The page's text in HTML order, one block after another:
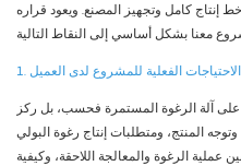
إنتاج كامل وتجهيز المصنع. ويعود قراره
الفعلية للمشروع لدى العميل
آلة الرغوة المستمرة فحسب، بل ركز
المنتج، ومتطلبات إنتاج رغوة البولي
عملية الرغوة والمعالجة اللاحقة، وكيفية